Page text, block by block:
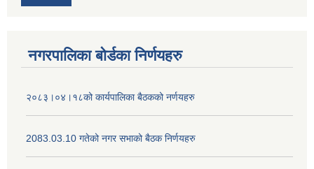
नगरपालिका बोर्डका निर्णयहरु
२०८३।०४।१८को कार्यपालिका बैठकको नर्णयहरु
2083.03.10 गतेको नगर सभाको बैठक निर्णयहरु